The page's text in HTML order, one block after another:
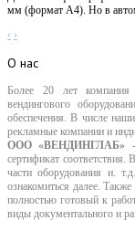
мм (формат А4). Но в
‹ ›
О нас
Более 20 лет
вендингового
обеспечения. В числе
рекламные компании и
ООО «ВЕНДИНГЛАБ»
сертификат
части оборудования и.
ознакомиться далее.
полностью готовый к
виды документального и